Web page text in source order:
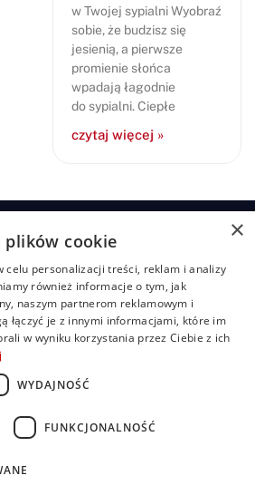
w Twojej sypialni Wyobraź
sobie, że budzisz się
jesienią, a pierwsze
promienie słońca
wpadają łagodnie
do sypialni. Ciepłe
czytaj więcej »
Menu
Strona
główna
O
nas
inspiracje
linki
Polityka
prywatności
Regulamin
×
plików cookie
celu personalizacji treści, reklam i analizy
również informacje o tym, jak
naszym partnerom reklamowym i
łączyć je z innymi informacjami, które im
w wyniku korzystania przez Ciebie z ich
WYDAJNOŚĆ
FUNKCJONALNOŚĆ